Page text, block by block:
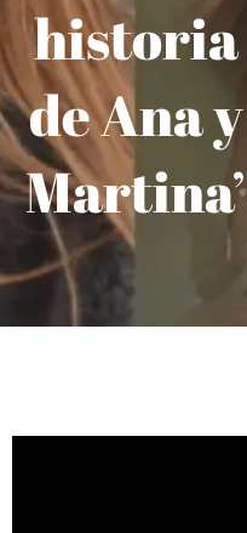
historia
de Ana y
Martina’